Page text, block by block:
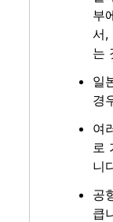
부
서,
는
일
경
여
로
니
공
큽